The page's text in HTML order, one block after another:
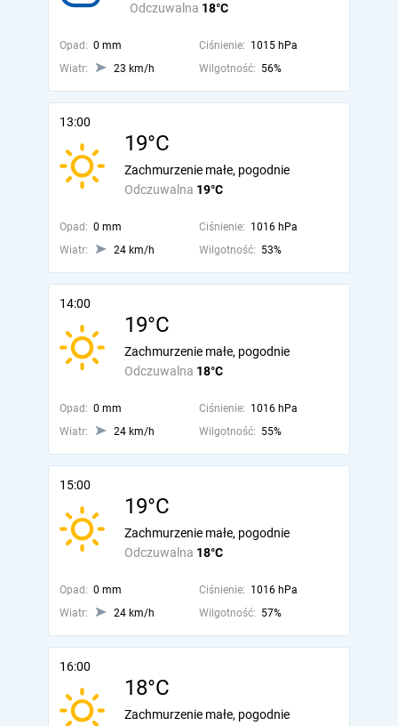
Odczuwalna 18°C
Opad: 0 mm Ciśnienie: 1015 hPa
Wiatr:
23 km/h Wilgotność: 56%
13:00
19°C
Odczuwalna 19°C
Zachmurzenie małe, pogodnie
Opad: 0 mm Ciśnienie: 1016 hPa
Wiatr:
24 km/h Wilgotność: 53%
14:00
19°C
Odczuwalna 18°C
Zachmurzenie małe, pogodnie
Opad: 0 mm Ciśnienie: 1016 hPa
Wiatr:
24 km/h Wilgotność: 55%
15:00
19°C
Odczuwalna 18°C
Zachmurzenie małe, pogodnie
Opad: 0 mm Ciśnienie: 1016 hPa
Wiatr:
24 km/h Wilgotność: 57%
16:00
18°C
Zachmurzenie małe, pogodnie